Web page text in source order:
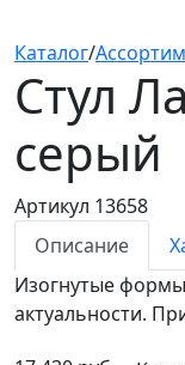
Каталог/
Стул
серый
Артикул 13658
Описание
Изогнутые
актуальности.